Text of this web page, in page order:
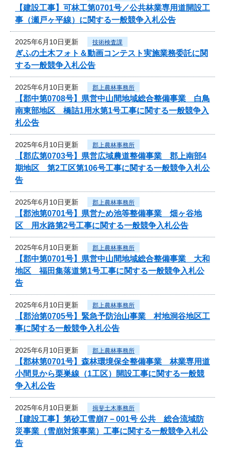
【建設工事】可林工第0701号／公共林業専用道開設工
事（瀬戸ヶ平線）に関する一般競争入札公告
2025年6月10日更新 技術検査課
ぎふの土木フォト＆動画コンテスト実施業務委託に関
する一般競争入札公告
2025年6月10日更新 郡上農林事務所
【郡中第0708号】県営中山間地域総合整備事業 白鳥
南東部地区 橋詰1用水第1号工事に関する一般競争入
札公告
2025年6月10日更新 郡上農林事務所
【郡広第0703号】県営広域農道整備事業 郡上南部4
期地区 第2工区第106号工事に関する一般競争入札公
告
2025年6月10日更新 郡上農林事務所
【郡池第0701号】県営ため池等整備事業 畑ヶ谷地
区 用水路第2号工事に関する一般競争入札公告
2025年6月10日更新 郡上農林事務所
【郡中第0701号】県営中山間地域総合整備事業 大和
地区 福田集落道第1号工事に関する一般競争入札公
告
2025年6月10日更新 郡上農林事務所
【郡治第0705号】緊急予防治山事業 村地洞谷地区工
事に関する一般競争入札公告
2025年6月10日更新 郡上農林事務所
【郡林第0701号】森林環境保全整備事業 林業専用道
小間見から栗巣線（1工区）開設工事に関する一般競
争入札公告
2025年6月10日更新 揖斐土木事務所
【建設工事】第砂工雪崩7－001号 公共 総合流域防
災事業（雪崩対策事業）工事に関する一般競争入札公
告